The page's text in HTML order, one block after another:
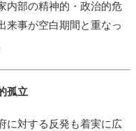
内部の精神的・政治的危
来事が空白期間と重なっ
孤立
に対する反発も着実に広